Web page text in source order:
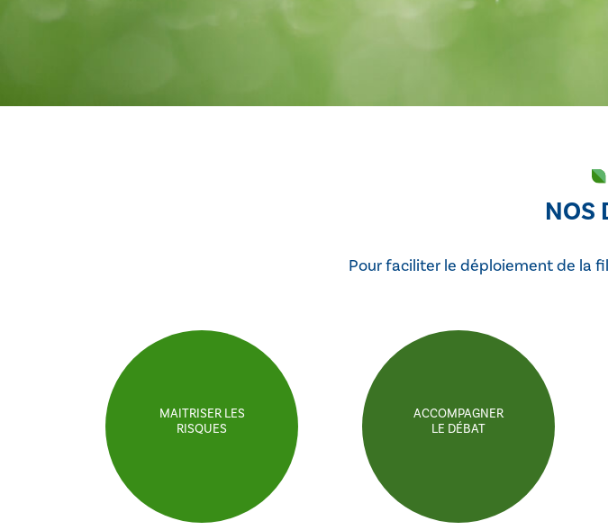
NOS
Pour faciliter le déploiement de la
MAITRISER LES
RISQUES
ACCOMPAGNER
LE DÉBAT